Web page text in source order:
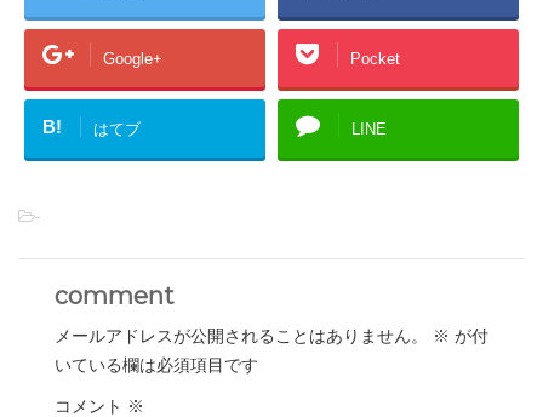
Google+ Pocket
B! はてブ LINE
-
comment
メールアドレスが公開されることはありません。 ※ が付
いている欄は必須項目です
コメント ※